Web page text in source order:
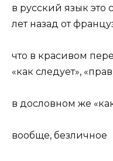
в русский язык это
лет назад от
что в красивом
«как следует»,
в дословном же «
вообще, безличное